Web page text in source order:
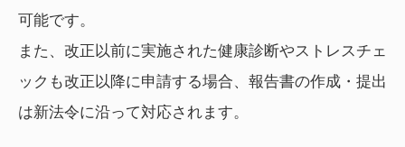
可能です。
また、改正以前に実施された健康診断やストレスチェ
ックも改正以降に申請する場合、報告書の作成・提出
は新法令に沿って対応されます。